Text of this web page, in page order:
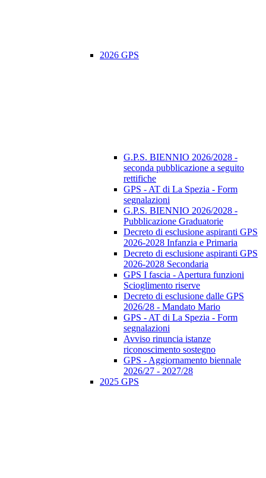
2026 GPS
G.P.S. BIENNIO 2026/2028 -
seconda pubblicazione a seguito
rettifiche
GPS - AT di La Spezia - Form
segnalazioni
G.P.S. BIENNIO 2026/2028 -
Pubblicazione Graduatorie
Decreto di esclusione aspiranti GPS
2026-2028 Infanzia e Primaria
Decreto di esclusione aspiranti GPS
2026-2028 Secondaria
GPS I fascia - Apertura funzioni
Scioglimento riserve
Decreto di esclusione dalle GPS
2026/28 - Mandato Mario
GPS - AT di La Spezia - Form
segnalazioni
Avviso rinuncia istanze
riconoscimento sostegno
GPS - Aggiornamento biennale
2026/27 - 2027/28
2025 GPS